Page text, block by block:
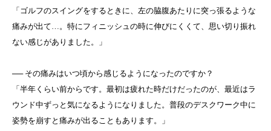
「ゴルフのスイングをするときに、左の脇腹あたりに突っ張るような
痛みが出て…。特にフィニッシュの時に伸びにくくて、思い切り振れ
ない感じがありました。」
── その痛みはいつ頃から感じるようになったのですか？
「半年くらい前からです。最初は疲れた時だけだったのが、最近はラ
ウンド中ずっと気になるようになりました。普段のデスクワーク中に
姿勢を崩すと痛みが出ることもあります。」